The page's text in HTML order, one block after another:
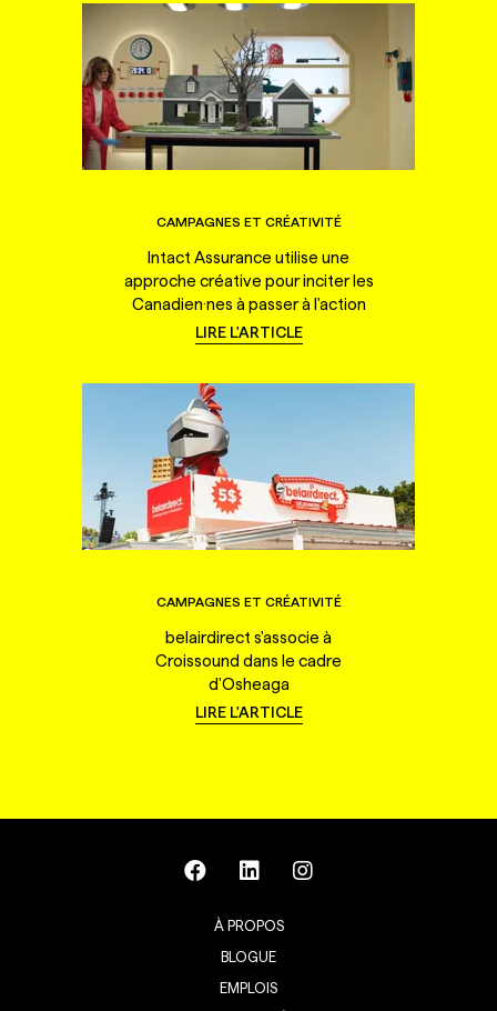
CAMPAGNES ET CRÉATIVITÉ
Intact Assurance utilise une
approche créative pour inciter les
Canadien·nes à passer à l'action
LIRE L'ARTICLE
CAMPAGNES ET CRÉATIVITÉ
belairdirect s'associe à
Croissound dans le cadre
d'Osheaga
LIRE L'ARTICLE
À PROPOS
BLOGUE
EMPLOIS